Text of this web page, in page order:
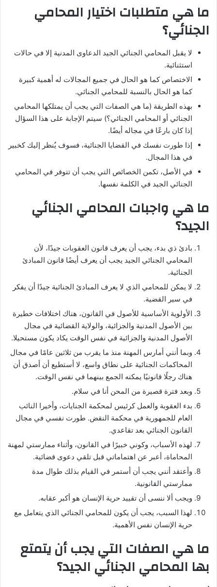
ما هي متطلبات اختيار المحامي
الجنائي؟
لا يقبل المحامي الجنائي الجيد الدعاوى المدنية إلا في حالات
استثنائية.
الاختصاص كما هو الحال في جميع المجالات له أهمية كبيرة
كما هو الحال بالنسبة للمحامي الجنائي.
بهذه الطريقة (ما هي الصفات التي يجب أن يمتلكها المحامي
الجنائي أو المحامي الجنائي؟) سيتم الإجابة على هذا السؤال
إذا كان بارعًا في مجاله أيضًا.
إذا طورت نفسك في القضايا الجنائية، فسوف يُنظر إليك كخبير
في هذا المجال.
في الأصل، تكمن الخصائص التي يجب أن تتوفر في المحامي
الجنائي الجيد في الكلمة نفسها.
ما هي واجبات المحامي الجنائي
الجيد؟
بادئ ذي بدء، يجب أن يعرف قانون العقوبات جيدًا، لأن
المحامي الجنائي الجيد يجب أن يعرف أيضًا قانون المبادئ
الجنائية.
لا يمكن للمحامي الذي لا يعرف المبادئ الجنائية جيدًا أن يفكر
في سير القضية.
الأولوية الأساسية للأصول في القانون، هناك اختلافات خطيرة
بين الأصول المدنية والجزائية، والولاية القضائية في مجال
الأصول المدنية والجزائية في نفس الوقت يكاد يكون مستحيلا.
وبما أنني أمارس المهنة منذ ما يقرب من ثلاثين عامًا في مجال
المحاكمات الجنائية على نطاق واسع، لا أستطيع أن أصدق أن
هناك رجلًا قانونيًا يمكنه الجمع بينهما في نفس الوقت.
وبعد فترة قصيرة من المحن أنا في سلام.
بدء العقوبة والعمل كرئيس لمحكمة الجنايات، وأخيرا النائب
العام للجمهورية في محكمة النقض. طورت نفسي في مجال
القانون الجنائي بعد تقاعدي.
لهذه الأسباب، وكوني خبيرًا في القانون، وأثناء ممارستي لمهنة
المحاماة، أعبر عن اهتماماتي قبل تلقي دعوى قضائية.
وأعتقد أنني يجب أن أستمر في القيام بذلك طوال مدة
ممارستي القانونية.
ويجب ألا ننسى أن تقييد حرية الإنسان هو أكبر عقابه.
لهذا السبب، يجب أن يكون للمحامي الجنائي الذي يتعامل مع
حرية الإنسان نفس الأهمية.
ما هي الصفات التي يجب أن يتمتع
بها المحامي الجنائي الجيد؟